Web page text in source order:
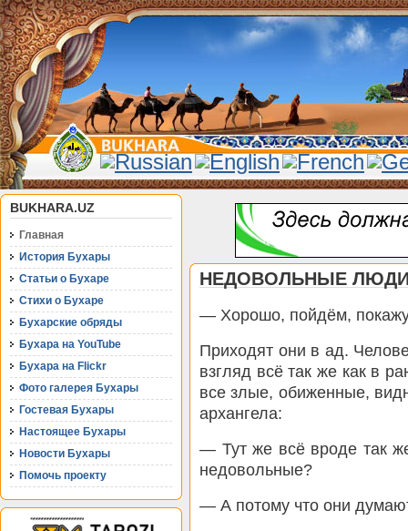
BUKHARA.UZ
Главная
История Бухары
Статьи о Бухаре
Стихи о Бухаре
Бухарские обряды
Бухара на YouTube
Бухара на Flickr
Фото галерея Бухары
Гостевая Бухары
Настоящее Бухары
Новости Бухары
Помочь проекту
НЕДОВОЛЬНЫЕ
— Хорошо, пойдём,
Приходят они в ад.
взгляд всё так же как в
все злые, обиженные,
архангела:
— Тут же всё вроде так
недовольные?
— А потому что они